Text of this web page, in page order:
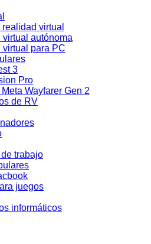
virtual
virtual autónoma
virtual para PC
3
Pro
Wayfarer Gen 2
de RV
trabajo
juegos
informáticos